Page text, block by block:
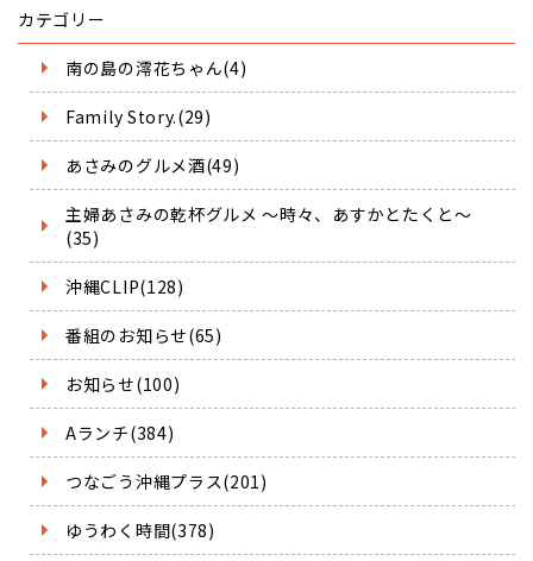
カテゴリー
南の島の澪花ちゃん(4)
Family Story.(29)
あさみのグルメ酒(49)
主婦あさみの乾杯グルメ ～時々、あすかとたくと～
(35)
沖縄CLIP(128)
番組のお知らせ(65)
お知らせ(100)
Aランチ(384)
つなごう沖縄プラス(201)
ゆうわく時間(378)